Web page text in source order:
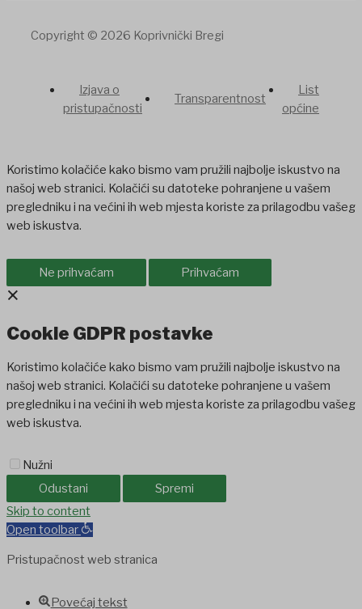
Copyright © 2026 Koprivnički Bregi
Izjava o
pristupačnosti
Transparentnost
List
općine
Koristimo kolačiće kako bismo vam pružili najbolje iskustvo na
našoj web stranici. Kolačići su datoteke pohranjene u vašem
pregledniku i na većini ih web mjesta koriste za prilagodbu vašeg
web iskustva.
Ne prihvaćam Prihvaćam
×
Cookie GDPR postavke
Koristimo kolačiće kako bismo vam pružili najbolje iskustvo na
našoj web stranici. Kolačići su datoteke pohranjene u vašem
pregledniku i na većini ih web mjesta koriste za prilagodbu vašeg
web iskustva.
Nužni
Odustani
Spremi
HoliganbetHoliganbet
Skip to content
Open toolbar
Pristupačnost web stranica
Povećaj tekst